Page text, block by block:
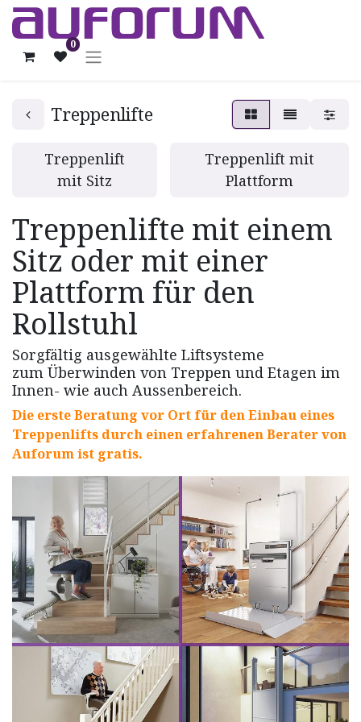
0
Treppenlifte
Treppenlift
mit Sitz
Treppenlift mit
Plattform
Treppenlifte mit einem
Sitz oder mit einer
Plattform für den
Rollstuhl
Sorgfältig ausgewählte Liftsysteme
zum Überwinden von Treppen und Etagen im
Innen- wie auch Aussenbereich.
Die erste Beratung vor Ort für den Einbau eines
Treppenlifts durch einen erfahrenen Berater von
Auforum ist gratis.